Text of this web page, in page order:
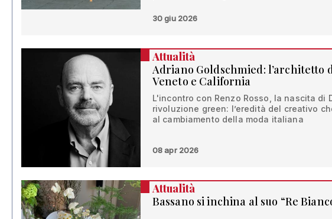
30 giu 2026
Attualità
Adriano Goldschmied: l’architetto
Veneto e California
L'incontro con Renzo Rosso, la nascita di
rivoluzione green: l’eredità del creativo
al cambiamento della moda italiana
08 apr 2026
Attualità
Bassano si inchina al suo “Re